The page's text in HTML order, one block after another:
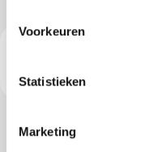
Voorkeuren
Statistieken
Marketing